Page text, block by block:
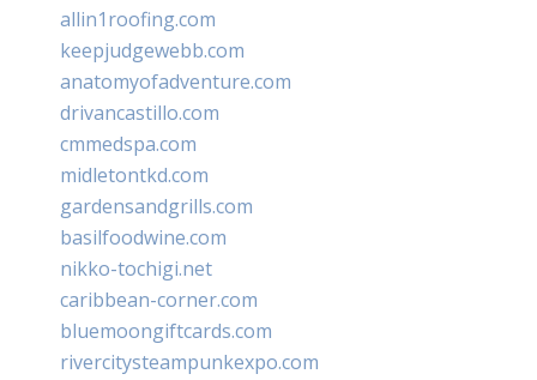
allin1roofing.com
keepjudgewebb.com
anatomyofadventure.com
drivancastillo.com
cmmedspa.com
midletontkd.com
gardensandgrills.com
basilfoodwine.com
nikko-tochigi.net
caribbean-corner.com
bluemoongiftcards.com
rivercitysteampunkexpo.com